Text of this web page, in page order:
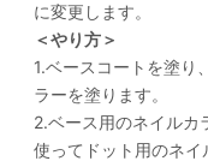
に変更します。
＜やり方＞
1.ベースコートを塗り
ラーを塗ります。
2.ベース用のネイルカ
使ってドット用のネ